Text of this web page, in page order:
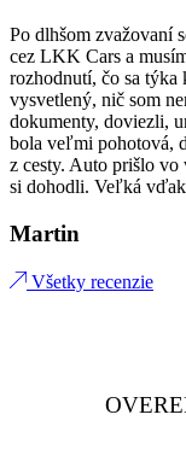
Po dlhšom zvažovaní
cez LKK Cars a
rozhodnutí, čo sa
vysvetlený, nič som
dokumenty, doviezli,
bola veľmi pohotová,
z cesty. Auto prišlo vo
si dohodli. Veľká
Martin
Všetky recenzie